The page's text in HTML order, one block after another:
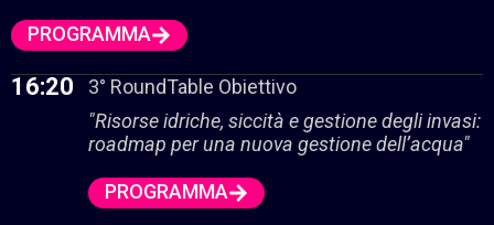
PROGRAMMA
16:20
3° RoundTable Obiettivo
"Risorse idriche, siccità e gestione degli invasi:
roadmap per una nuova gestione dell’acqua"
PROGRAMMA